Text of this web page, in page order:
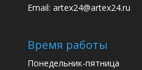
Email: artex24@artex24.ru
Время работы
Понедельник-пятница